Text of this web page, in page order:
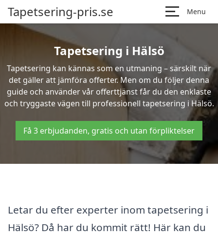
Tapetsering-pris.se Menu
Tapetsering i Hälsö
Tapetsering kan kännas som en utmaning – särskilt när
det gäller att jämföra offerter. Men om du följer denna
guide och använder vår offerttjänst får du den enklaste
och tryggaste vägen till professionell tapetsering i Hälsö.
Få 3 erbjudanden, gratis och utan förpliktelser
Letar du efter experter inom tapetsering i
Hälsö? Då har du kommit rätt! Här kan du